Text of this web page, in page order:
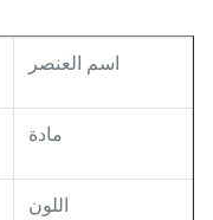
اسم العنصر
مادة
اللون